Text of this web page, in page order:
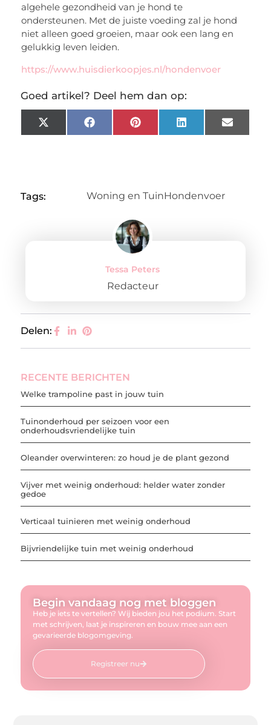
algehele gezondheid van je hond te
ondersteunen. Met de juiste voeding zal je hond
niet alleen goed groeien, maar ook een lang en
gelukkig leven leiden.
https://www.huisdierkoopjes.nl/hondenvoer
Goed artikel? Deel hem dan op:
X
(Twitter)
Facebook Pinterest LinkedIn Email
Tags: Woning en TuinHondenvoer
Tessa Peters
Redacteur
Delen:
RECENTE BERICHTEN
Welke trampoline past in jouw tuin
Tuinonderhoud per seizoen voor een
onderhoudsvriendelijke tuin
Oleander overwinteren: zo houd je de plant gezond
Vijver met weinig onderhoud: helder water zonder
gedoe
Verticaal tuinieren met weinig onderhoud
Bijvriendelijke tuin met weinig onderhoud
Begin vandaag nog met bloggen
Heb je iets te vertellen? Wij bieden jou het podium. Start
met schrijven, laat je inspireren en bouw mee aan een
gevarieerde blogomgeving.
Registreer nu